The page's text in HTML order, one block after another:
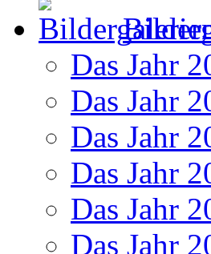
Das Jahr
Das Jahr
Das Jahr
Das Jahr
Das Jahr
Das Jahr